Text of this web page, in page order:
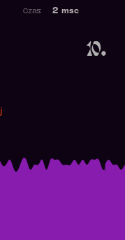
10.
2 msc
Czas: